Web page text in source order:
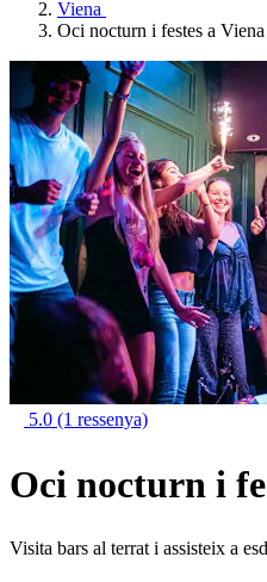
Viena
Oci nocturn i festes a Viena
5.0 (1 ressenya)
Oci nocturn i
Visita bars al terrat i assisteix a